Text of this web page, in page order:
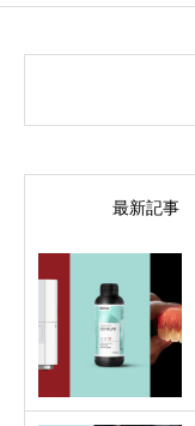
最新記事